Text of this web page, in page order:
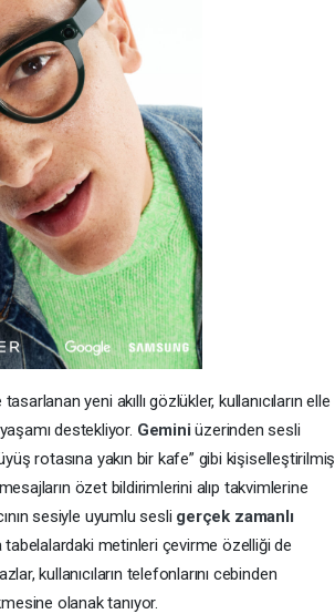
yeni akıllı gözlükler, kullanıcıların elle
destekliyor. Geminiüzerinden sesli
rotasına yakın bir kafe” gibi kişiselleştirilmiş
özet bildirimlerini alıp takvimlerine
sesiyle uyumlu sesli gerçek zamanlı
tabelalardaki metinleri çevirme özelliği de
kullanıcıların telefonlarını cebinden
olanak tanıyor.